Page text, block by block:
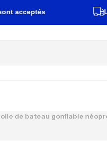
de bateau gonflable